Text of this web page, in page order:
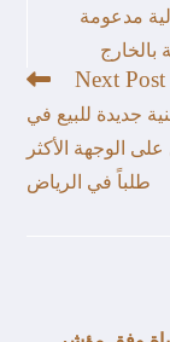
مدعومة
بالخارج
Next Post
1,200 وحدة سكنية جديدة للبيع في
على الوجهة الأكثر
طلباً في الرياض